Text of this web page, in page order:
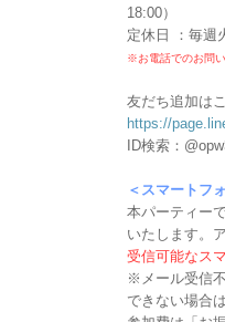
18:00）
定休日 ：毎週
※お電話でのお問
友だち追加は
https://
ID検索：
＜スマートフ
本パーティー
いたします。
受信可能なス
※メール受信
できない場合